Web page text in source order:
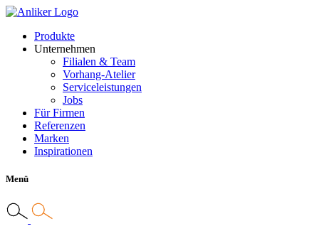
Produkte
Unternehmen
Filialen & Team
Vorhang-Atelier
Serviceleistungen
Jobs
Für Firmen
Referenzen
Marken
Inspirationen
Menü